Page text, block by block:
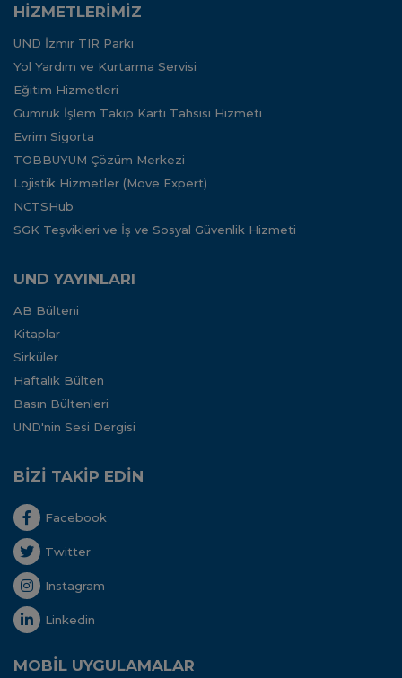
HİZMETLERİMİZ
UND İzmir TIR Parkı
Yol Yardım ve Kurtarma Servisi
Eğitim Hizmetleri
Gümrük İşlem Takip Kartı Tahsisi Hizmeti
Evrim Sigorta
TOBBUYUM Çözüm Merkezi
Lojistik Hizmetler (Move Expert)
NCTSHub
SGK Teşvikleri ve İş ve Sosyal Güvenlik Hizmeti
UND YAYINLARI
AB Bülteni
Kitaplar
Sirküler
Haftalık Bülten
Basın Bültenleri
UND'nin Sesi Dergisi
BİZİ TAKİP EDİN
Facebook
Twitter
Instagram
Linkedin
MOBİL UYGULAMALAR